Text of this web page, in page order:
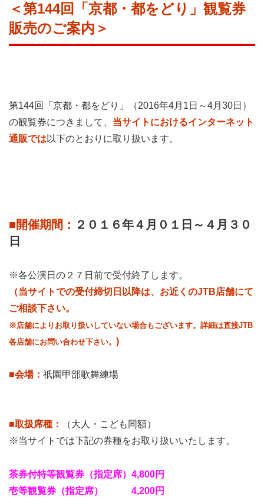
＜第144回「京都・都をどり」観覧券
販売のご案内＞
第144回「京都・都をどり」（2016年4月1日～4月30日）
の観覧券につきまして、 当サイトにおけるインターネット
通販では 以下のとおりに取り扱います。
■開催期間： ２０１６年４月０１日～４月３０
日
※各公演日の２７日前で受付終了します。
（当サイトでの受付締切日以降は、お近くのJTB店舗にて
ご相談下さい。
※店舗によりお取り扱いしていない場合もございます。詳細は直接JTB
各店舗にお問い合わせ下さい。 )
■会場： 祇園甲部歌舞練場
■取扱席種：
（大人・こども同額）
※当サイトでは下記の券種をお取り扱いいたします。
茶券付特等観覧券（指定席）4,800円
壱等観覧券（指定席） 4,200円